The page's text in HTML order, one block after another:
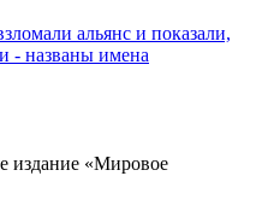
альянс и показали,
- названы имена
издание «Мировое